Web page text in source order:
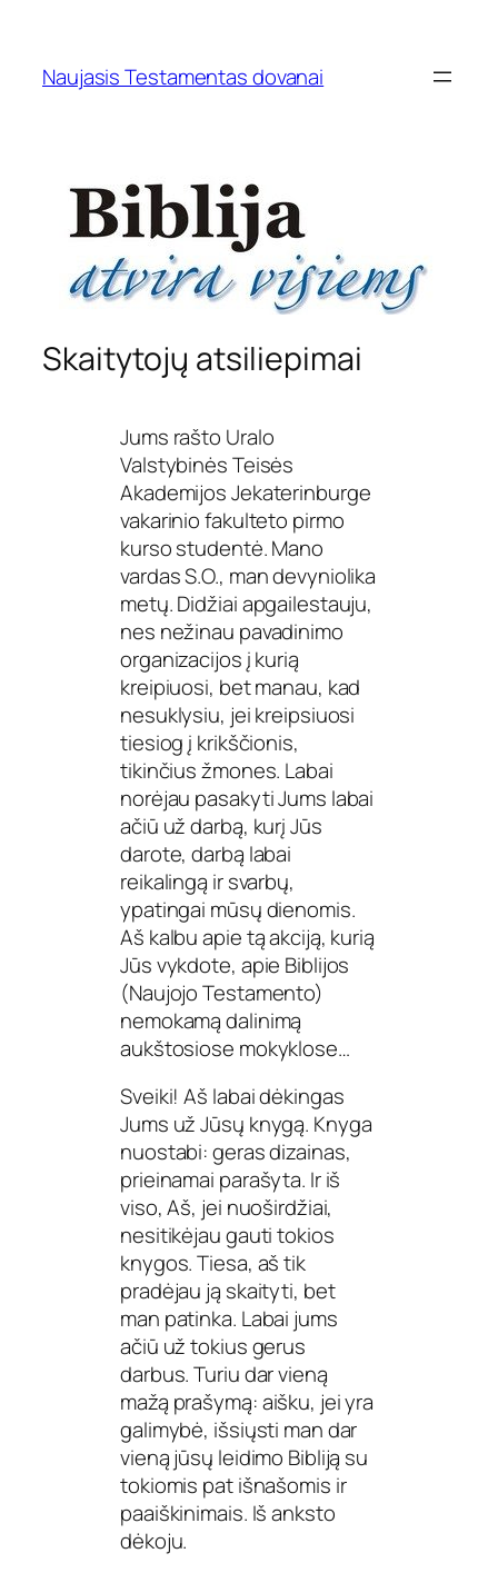
content
Naujasis Testamentas dovanai
Skaitytojų atsiliepimai
Jums rašto Uralo
Valstybinės Teisės
Akademijos Jekaterinburge
vakarinio fakulteto pirmo
kurso studentė. Mano
vardas S.O., man devyniolika
metų. Didžiai apgailestauju,
nes nežinau pavadinimo
organizacijos į kurią
kreipiuosi, bet manau, kad
nesuklysiu, jei kreipsiuosi
tiesiog į krikščionis,
tikinčius žmones. Labai
norėjau pasakyti Jums labai
ačiū už darbą, kurį Jūs
darote, darbą labai
reikalingą ir svarbų,
ypatingai mūsų dienomis.
Aš kalbu apie tą akciją, kurią
Jūs vykdote, apie Biblijos
(Naujojo Testamento)
nemokamą dalinimą
aukštosiose mokyklose…
Sveiki! Aš labai dėkingas
Jums už Jūsų knygą. Knyga
nuostabi: geras dizainas,
prieinamai parašyta. Ir iš
viso, Aš, jei nuoširdžiai,
nesitikėjau gauti tokios
knygos. Tiesa, aš tik
pradėjau ją skaityti, bet
man patinka. Labai jums
ačiū už tokius gerus
darbus. Turiu dar vieną
mažą prašymą: aišku, jei yra
galimybė, išsiųsti man dar
vieną jūsų leidimo Bibliją su
tokiomis pat išnašomis ir
paaiškinimais. Iš anksto
dėkoju.